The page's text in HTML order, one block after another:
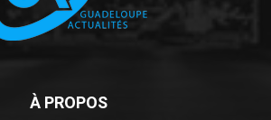
À PROPOS